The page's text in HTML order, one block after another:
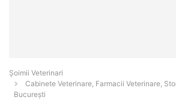
Șoimii Veterinari
Cabinete Veterinare, Farmacii Veterinare,
Bucureşti